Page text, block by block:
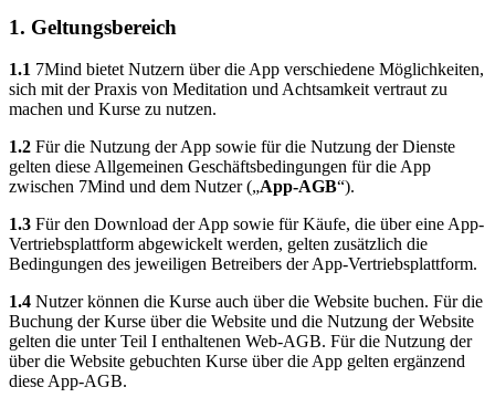
1. Geltungsbereich
1.1 7Mind bietet Nutzern über die App verschiedene Möglichkeiten,
sich mit der Praxis von Meditation und Achtsamkeit vertraut zu
machen und Kurse zu nutzen.
1.2 Für die Nutzung der App sowie für die Nutzung der Dienste
gelten diese Allgemeinen Geschäftsbedingungen für die App
zwischen 7Mind und dem Nutzer („App-AGB“).
1.3 Für den Download der App sowie für Käufe, die über eine App-
Vertriebsplattform abgewickelt werden, gelten zusätzlich die
Bedingungen des jeweiligen Betreibers der App-Vertriebsplattform.
1.4 Nutzer können die Kurse auch über die Website buchen. Für die
Buchung der Kurse über die Website und die Nutzung der Website
gelten die unter Teil I enthaltenen Web-AGB. Für die Nutzung der
über die Website gebuchten Kurse über die App gelten ergänzend
diese App-AGB.